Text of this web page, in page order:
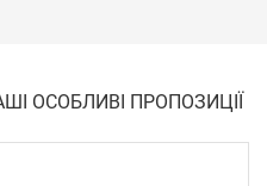
ОСОБЛИВІ ПРОПОЗИЦІЇ